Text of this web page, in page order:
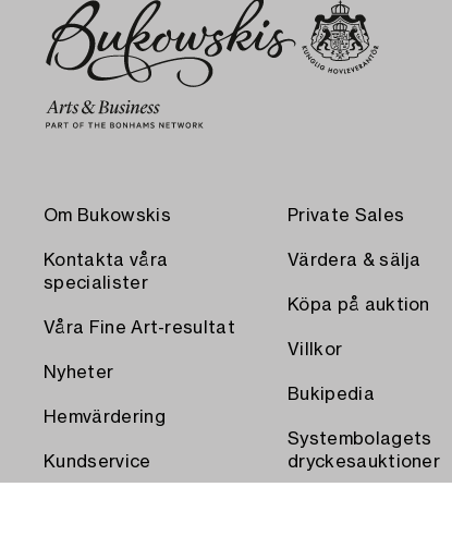
Om Bukowskis
Kontakta våra
specialister
Våra Fine Art-resultat
Nyheter
Hemvärdering
Kundservice
Private Sales
Värdera & sälja
Köpa på auktion
Villkor
Bukipedia
Systembolagets
dryckesauktioner